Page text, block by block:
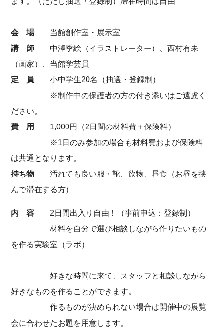
会 場当館創作室・展示室
講 師中澤季絵（イラストレーター）、西村有未
（画家）、当館学芸員
定 員小中学生20名（抽選・登録制）
※制作中の保護者の方の付き添いはご遠慮く
ださい。
費 用
1,000円（2日間の材料費＋保険料）
※1日のみ参加の場合も材料費および保険料
は共通となります。
持ち物
汚れても良い服・靴、飲物、昼食（お昼を挟
んで滞在する方）
内 容 2日間出入り自由！（事前申込：登録制）
材料を自分で選び相談しながら作りたいもの
を作る実験室（ラボ）
好きな時間に来て、スタッフと相談しながら
好きなものを作ることができます。
作るものが決められない場合は開催中の展覧
会に合わせたお題を用意します。